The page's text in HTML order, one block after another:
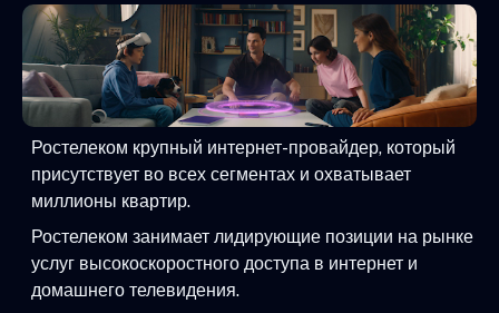
Ростелеком крупный интернет-провайдер, который
присутствует во всех сегментах и охватывает
миллионы квартир.
Ростелеком занимает лидирующие позиции на рынке
услуг высокоскоростного доступа в интернет и
домашнего телевидения.